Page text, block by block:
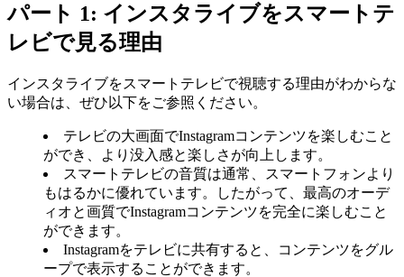
パート 1: インスタライブをスマートテ
レビで見る理由
インスタライブをスマートテレビで視聴する理由がわからな
い場合は、ぜひ以下をご参照ください。
テレビの大画面でInstagramコンテンツを楽しむこと
ができ、より没入感と楽しさが向上します。
スマートテレビの音質は通常、スマートフォンより
もはるかに優れています。したがって、最高のオーデ
ィオと画質でInstagramコンテンツを完全に楽しむこと
ができます。
Instagramをテレビに共有すると、コンテンツをグル
ープで表示することができます。